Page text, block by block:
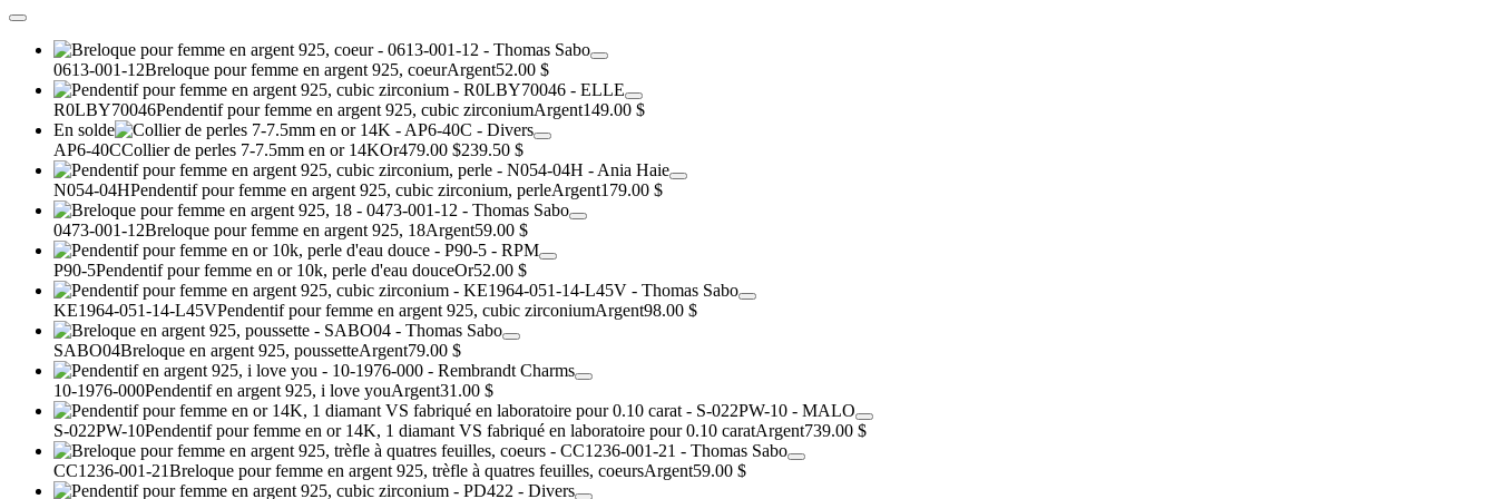
0613-001-12Breloque pour femme en argent 925, coeurArgent52.00 $
R0LBY70046Pendentif pour femme en argent 925, cubic zirconiumArgent149.00 $
En solde
AP6-40CCollier de perles 7-7.5mm en or 14KOr479.00 $239.50 $
N054-04HPendentif pour femme en argent 925, cubic zirconium, perleArgent179.00 $
0473-001-12Breloque pour femme en argent 925, 18Argent59.00 $
P90-5Pendentif pour femme en or 10k, perle d'eau douceOr52.00 $
KE1964-051-14-L45VPendentif pour femme en argent 925, cubic zirconiumArgent98.00 $
SABO04Breloque en argent 925, poussetteArgent79.00 $
10-1976-000Pendentif en argent 925, i love youArgent31.00 $
S-022PW-10Pendentif pour femme en or 14K, 1 diamant VS fabriqué en laboratoire pour 0.10 caratArgent739.00 $
CC1236-001-21Breloque pour femme en argent 925, trèfle à quatres feuilles, coeursArgent59.00 $